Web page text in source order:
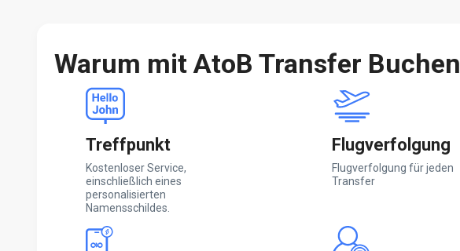
Warum mit AtoB Transfer Buchen
Treffpunkt
Kostenloser Service,
einschließlich eines
personalisierten
Namensschildes.
Flugverfolgung
Flugverfolgung für jeden
Transfer